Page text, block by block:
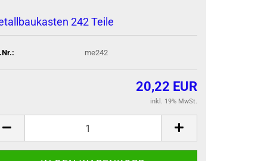
242 Teile
me242
20,22 EUR
inkl. 19% MwSt.